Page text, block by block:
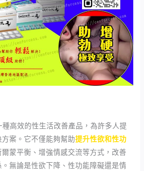
高效的性生活改善產品，為許多人提
案。它不僅能夠幫助提升性欲和性功
爾蒙平衡、增強情感交流等方式，改善
無論是性欲下降、性功能障礙還是情